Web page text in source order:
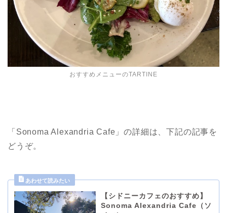
おすすめメニューのTARTINE
「Sonoma Alexandria Cafe」の詳細は、下記の記事を
どうぞ。
【シドニーカフェのおすすめ】
Sonoma Alexandria Cafe（ソ